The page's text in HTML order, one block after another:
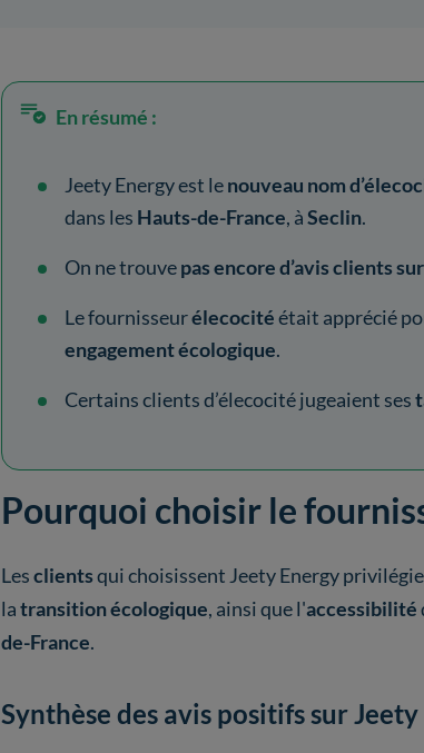
En résumé :
Jeety Energy est lenouveau nom
dans les Hauts-de-France, àSeclin.
On ne trouvepas encore d’avis clients
Le fournisseurélecocitéétait apprécié
engagement écologique.
Certains clients d’élecocité jugeaient ses
Pourquoi choisir le
Lesclientsqui choisissent Jeety Energy
latransition écologique, ainsi que l'accessibilité
de-France.
Synthèse des avis positifs sur